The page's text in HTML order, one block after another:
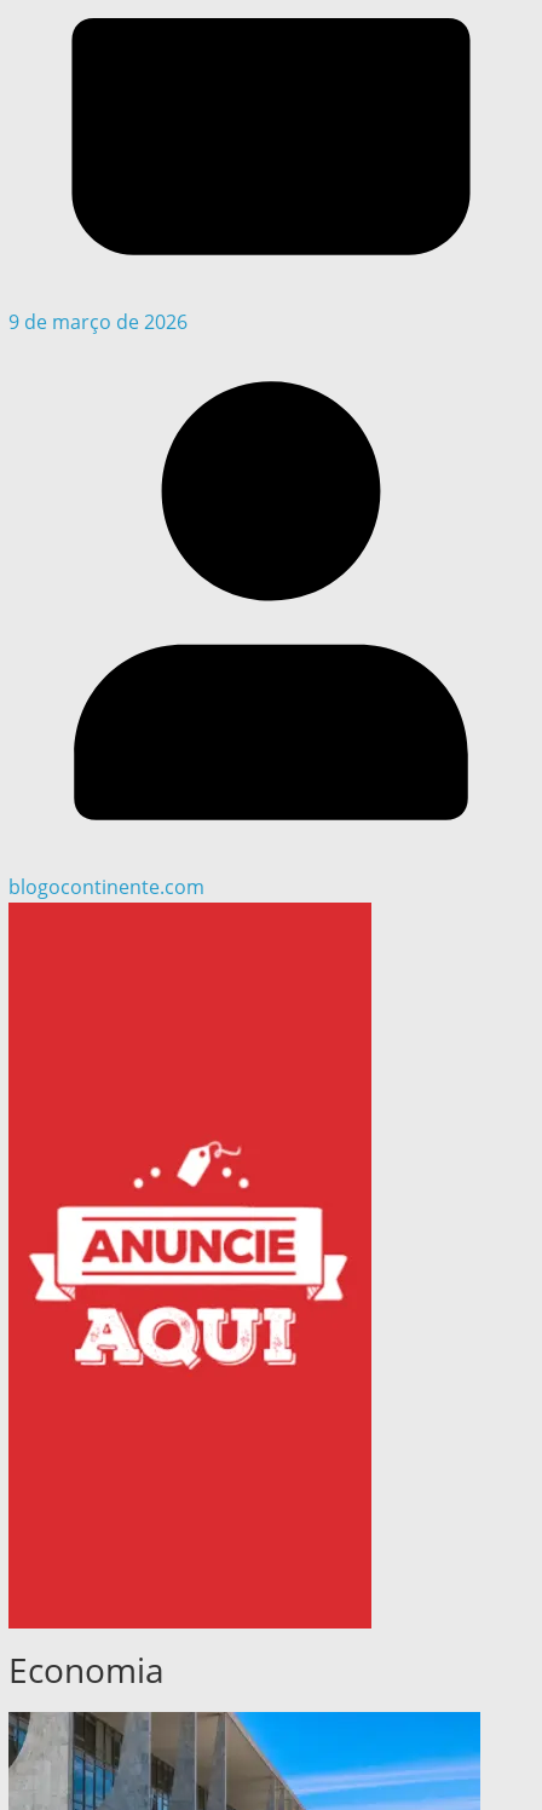
9 de março de 2026
blogocontinente.com
Economia